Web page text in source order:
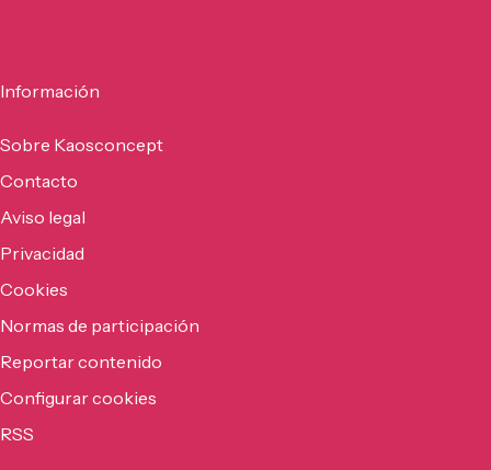
Información
Sobre Kaosconcept
Contacto
Aviso legal
Privacidad
Cookies
Normas de participación
Reportar contenido
Configurar cookies
RSS